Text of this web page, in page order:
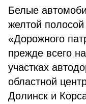
Белые
желтой
«Дорожного
прежде всего
участках
областной
Долинск и